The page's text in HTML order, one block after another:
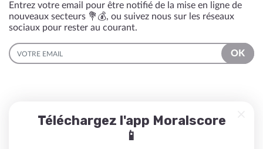
Entrez votre email pour être notifié de la mise en ligne de
nouveaux secteurs 💐💰, ou suivez nous sur les réseaux
sociaux pour rester au courant.
EMAIL
OK
Téléchargez l'app Moralscore
📱